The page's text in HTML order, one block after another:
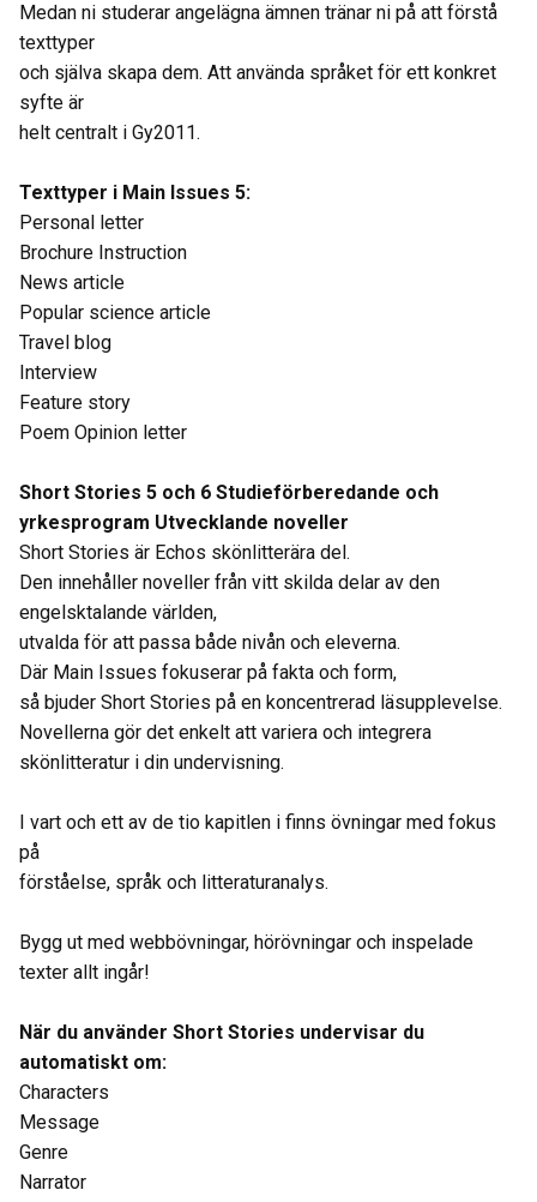
Medan ni studerar angelägna ämnen tränar ni på att förstå
texttyper
och själva skapa dem. Att använda språket för ett konkret
syfte är
helt centralt i Gy2011.
Texttyper i Main Issues 5:
Personal letter
Brochure Instruction
News article
Popular science article
Travel blog
Interview
Feature story
Poem Opinion letter
Short Stories 5 och 6 Studieförberedande och
yrkesprogram Utvecklande noveller
Short Stories är Echos skönlitterära del.
Den innehåller noveller från vitt skilda delar av den
engelsktalande världen,
utvalda för att passa både nivån och eleverna.
Där Main Issues fokuserar på fakta och form,
så bjuder Short Stories på en koncentrerad läsupplevelse.
Novellerna gör det enkelt att variera och integrera
skönlitteratur i din undervisning.
I vart och ett av de tio kapitlen i finns övningar med fokus
på
förståelse, språk och litteraturanalys.
Bygg ut med webbövningar, hörövningar och inspelade
texter allt ingår!
När du använder Short Stories undervisar du
automatiskt om:
Characters
Message
Genre
Narrator